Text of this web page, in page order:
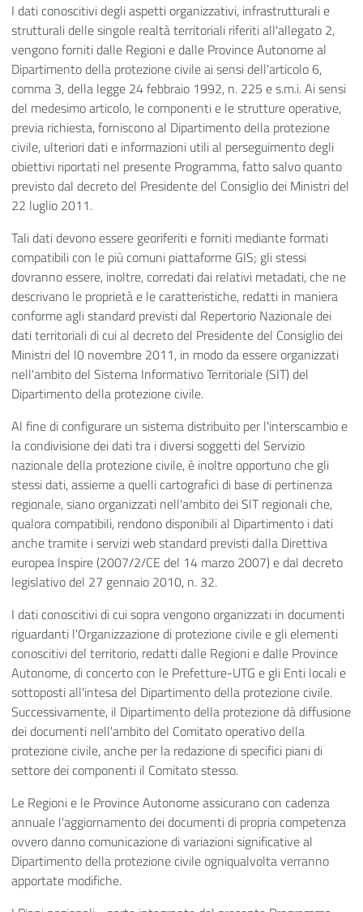
I dati conoscitivi degli aspetti organizzativi, infrastrutturali e
strutturali delle singole realtà territoriali riferiti all'allegato 2,
vengono forniti dalle Regioni e dalle Province Autonome al
Dipartimento della protezione civile ai sensi dell'articolo 6,
comma 3, della legge 24 febbraio 1992, n. 225 e s.m.i. Ai sensi
del medesimo articolo, le componenti e le strutture operative,
previa richiesta, forniscono al Dipartimento della protezione
civile, ulteriori dati e informazioni utili al perseguimento degli
obiettivi riportati nel presente Programma, fatto salvo quanto
previsto dal decreto del Presidente del Consiglio dei Ministri del
22 luglio 2011.
Tali dati devono essere georiferiti e forniti mediante formati
compatibili con le più comuni piattaforme GIS; gli stessi
dovranno essere, inoltre, corredati dai relativi metadati, che ne
descrivano le proprietà e le caratteristiche, redatti in maniera
conforme agli standard previsti dal Repertorio Nazionale dei
dati territoriali di cui al decreto del Presidente del Consiglio dei
Ministri del l0 novembre 2011, in modo da essere organizzati
nell'ambito del Sistema Informativo Territoriale (SIT) del
Dipartimento della protezione civile.
Al fine di configurare un sistema distribuito per l'interscambio e
la condivisione dei dati tra i diversi soggetti del Servizio
nazionale della protezione civile, è inoltre opportuno che gli
stessi dati, assieme a quelli cartografici di base di pertinenza
regionale, siano organizzati nell'ambito dei SlT regionali che,
qualora compatibili, rendono disponibili al Dipartimento i dati
anche tramite i servizi web standard previsti dalla Direttiva
europea lnspire (2007/2/CE del 14 marzo 2007) e dal decreto
legislativo del 27 gennaio 2010, n. 32.
I dati conoscitivi di cui sopra vengono organizzati in documenti
riguardanti l'Organizzazione di protezione civile e gli elementi
conoscitivi del territorio, redatti dalle Regioni e dalle Province
Autonome, di concerto con le Prefetture-UTG e gli Enti locali e
sottoposti all'intesa del Dipartimento della protezione civile.
Successivamente, il Dipartimento della protezione dà diffusione
dei documenti nell'ambito del Comitato operativo della
protezione civile, anche per la redazione di specifici piani di
settore dei componenti il Comitato stesso.
Le Regioni e le Province Autonome assicurano con cadenza
annuale l'aggiornamento dei documenti di propria competenza
ovvero danno comunicazione di variazioni significative al
Dipartimento della protezione civile ogniqualvolta verranno
apportate modifiche.